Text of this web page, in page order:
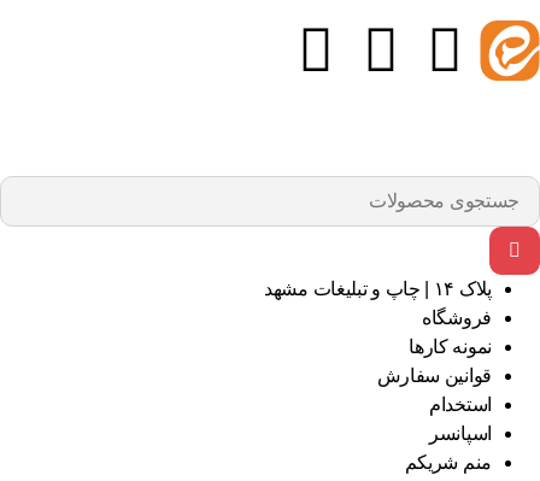
پلاک ۱۴ | چاپ و تبلیغات مشهد
فروشگاه
نمونه کارها
قوانین سفارش
استخدام
اسپانسر
منم شریکم